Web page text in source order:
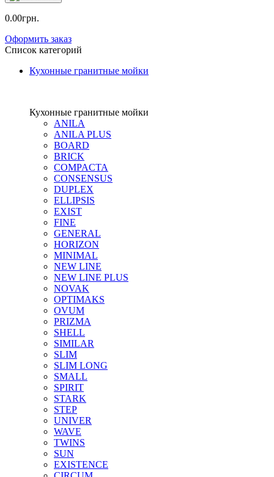
0.00грн.
Оформить заказ
Список категорий
Кухонные гранитные мойки
Кухонные гранитные мойки
ANILA
ANILA PLUS
BOARD
BRICK
COMPACTA
CONSENSUS
DUPLEX
ELLIPSIS
EXIST
FINE
GENERAL
HORIZON
MINIMAL
NEW LINE
NEW LINE PLUS
NOVAK
OPTIMAKS
OVUM
PRIZMA
SHELL
SIMILAR
SLIM
SLIM LONG
SMALL
SPIRIT
STARK
STEP
UNIVER
WAVE
TWINS
SUN
EXISTENCE